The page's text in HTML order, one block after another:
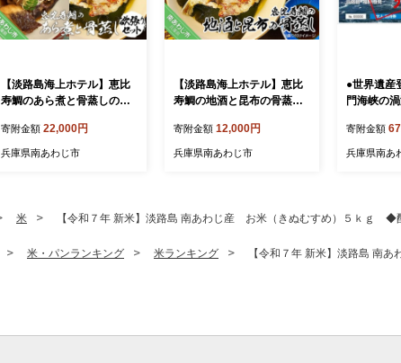
【淡路島海上ホテル】恵比
寿鯛のあら煮と骨蒸しの欲
寄附金額 22,000円
兵庫県南あわじ市
【淡路島海上ホテル】恵比
寿鯛の地酒と昆布の骨蒸し
寄附金額 12,000円
兵庫県南あわじ市
●世界遺産
門海峡の
ズ乗船」無
（１０回分
寄附金額
兵庫県南あ
米 【令和７年 新米】淡路島 南あわじ産 お米（きぬむすめ）５ｋｇ ◆
米・パンランキング 米ランキング 【令和７年 新米】淡路島 南